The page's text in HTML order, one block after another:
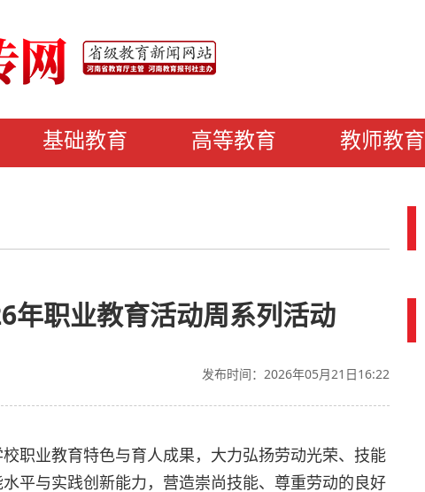
基础教育 高等教育 教师教育
年职业教育活动周系列活动
发布时间：2026年05月21日16:22
职业教育特色与育人成果，大力弘扬劳动光荣、技能
平与实践创新能力，营造崇尚技能、尊重劳动的良好